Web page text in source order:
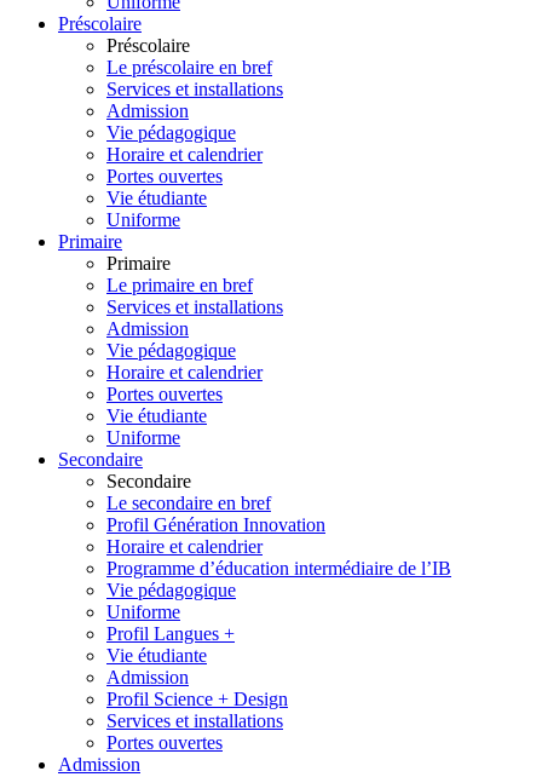
Préscolaire
Préscolaire
Le préscolaire en bref
Services et installations
Admission
Vie pédagogique
Horaire et calendrier
Portes ouvertes
Vie étudiante
Uniforme
Primaire
Primaire
Le primaire en bref
Services et installations
Admission
Vie pédagogique
Horaire et calendrier
Portes ouvertes
Vie étudiante
Uniforme
Secondaire
Secondaire
Le secondaire en bref
Profil Génération Innovation
Horaire et calendrier
Programme d’éducation intermédiaire de l’IB
Vie pédagogique
Uniforme
Profil Langues +
Vie étudiante
Admission
Profil Science + Design
Services et installations
Portes ouvertes
Admission